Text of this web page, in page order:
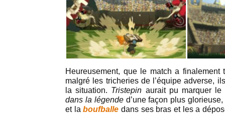
Heureusement, que le match a
malgré les tricheries de l’équipe adverse,
la situation. Tristepin aurait pu marquer
dans la légended’une façon plus
et laboufballe dans ses bras et les a